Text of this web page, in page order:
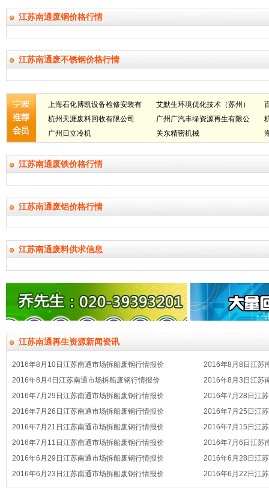
江苏南通废铜价格行情
江苏南通废不锈钢价格行情
上海石化博凯设备检修安装有
限公司
艾默生环境优化技术（苏州）
有限公司
杭州天涯废料回收有限公司
广州广汽丰绿资源再生有限公
司
广州日立冷机
关东精密机械
江苏南通废铁价格行情
江苏南通废铝价格行情
江苏南通废料供求信息
江苏南通再生资源新闻资讯
2016年8月10日江苏南通市场拆船废钢行情报价
2016年8月8日江苏
2016年8月4日江苏南通市场拆船废钢行情报价
2016年8月3日江苏
2016年7月29日江苏南通市场拆船废钢行情报价
2016年7月28日江
2016年7月26日江苏南通市场拆船废钢行情报价
2016年7月25日江
2016年7月21日江苏南通市场拆船废钢行情报价
2016年7月15日江
2016年7月11日江苏南通市场拆船废钢行情报价
2016年7月6日江苏
2016年6月29日江苏南通市场拆船废钢行情报价
2016年6月28日江
2016年6月23日江苏南通市场拆船废钢行情报价
2016年6月22日江